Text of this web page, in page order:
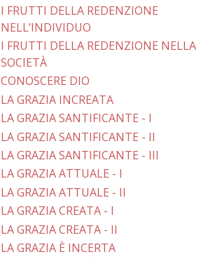
I FRUTTI DELLA REDENZIONE
NELL’INDIVIDUO
I FRUTTI DELLA REDENZIONE NELLA
SOCIETÀ
CONOSCERE DIO
LA GRAZIA INCREATA
LA GRAZIA SANTIFICANTE - I
LA GRAZIA SANTIFICANTE - II
LA GRAZIA SANTIFICANTE - III
LA GRAZIA ATTUALE - I
LA GRAZIA ATTUALE - II
LA GRAZIA CREATA - I
LA GRAZIA CREATA - II
LA GRAZIA È INCERTA